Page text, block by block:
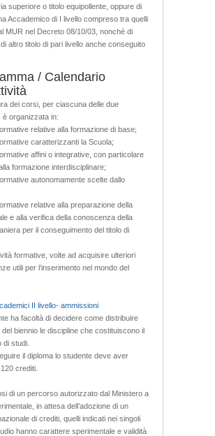
superiore o titolo equipollente, oppure di
Accademico di I livello compreso tra quelli
MUR nel Decreto 08/10/03, nonchè di
altro titolo di pari livello anche conseguito
/ Calendario
dei corsi, per ciascuna delle due
è organizzata in:
relative alla formazione di base;
caratterizzanti la Scuola;
affini o integrative, con particolare
formazione interdisciplinare;
autonomamente scelte dallo
relative alla preparazione della
e alla verifica della conoscenza della
per il conseguimento del titolo di
formative, volte ad acquisire ulteriori
utili per l’inserimento nel mondo del
II livello- ammissioni
ha facoltà di decidere come distribuire
biennio le discipline che costituiscono il
di studi.
il diploma lo studente deve aver
crediti.
di un percorso autorizzato dal Ministero a
in attesa dell’adozione di un
di crediti, quelli indicati nei singoli
hanno carattere sperimentale e validità